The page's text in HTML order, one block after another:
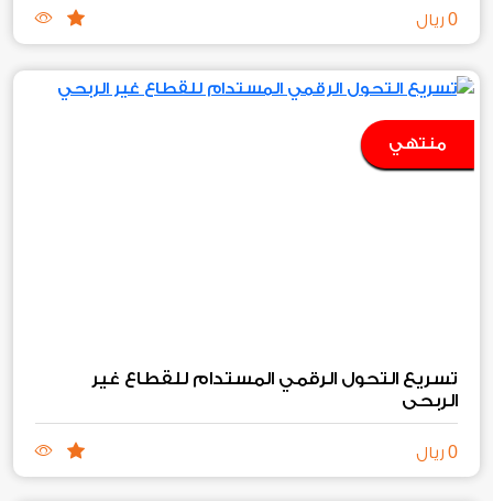
0 ريال
منتهي
تسريع التحول الرقمي المستدام للقطاع غير
الربحي
0 ريال